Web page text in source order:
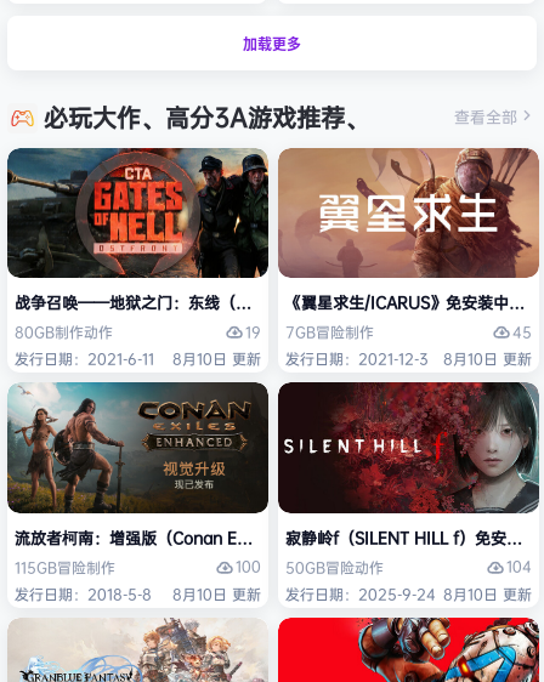
加载更多
必玩大作、高分3A游戏推荐、 查看全部
战争召唤——地狱之门：东线（Call to Arms – Gates of Hell: Ostfront）
80GB制作动作
19
发行日期：2021-6-11
8月10日 更新
《翼星求生/ICARUS》免安装中文版
7GB冒险制作
45
发行日期：2021-12-3
8月10日 更新
流放者柯南：增强版（Conan Exiles Enhanced）免安装中文版
115GB冒险制作
100
发行日期：2018-5-8
8月10日 更新
寂静岭f（SILENT HILL f）免安装中
50GB冒险动作
104
发行日期：2025-9-24 8月10日 更新